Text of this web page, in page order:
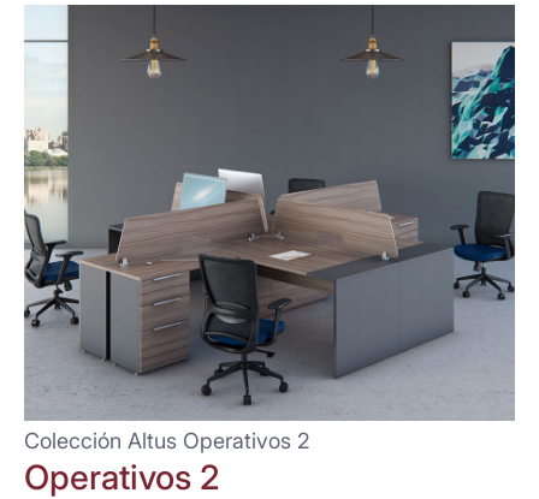
Colección Altus Operativos 2
Operativos 2